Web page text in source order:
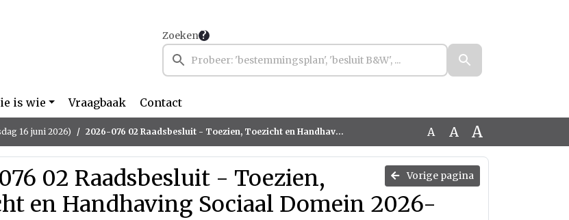
Zoeken
is wie Vraagbaak Contact
16 juni 2026) 2026-076 02 Raadsbesluit - Toezien, Toezicht en Handhaving Sociaal Domein 2026-2033 A A A
Vorige pagina
02 Raadsbesluit - Toezien,
en Handhaving Sociaal Domein 2026-